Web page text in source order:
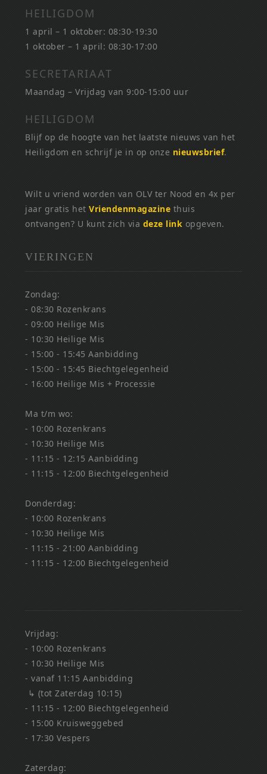
HEILIGDOM
1 april – 1 oktober: 08:30-19:30
1 oktober – 1 april: 08:30-17:00
SECRETARIAAT
Maandag – Vrijdag van 9:00-15:00 uur
HEILIGDOM
Blijf op de hoogte van het laatste nieuws van het
Heiligdom en schrijf je in op onze nieuwsbrief.
Wilt u vriend worden van OLV ter Nood en 4x per
jaar gratis hetVriendenmagazine thuis
ontvangen? U kunt zich via deze link opgeven.
VIERINGEN
Zondag:
- 08:30 Rozenkrans
- 09:00 Heilige Mis
- 10:30 Heilige Mis
- 15:00 - 15:45 Aanbidding
- 15:00 - 15:45 Biechtgelegenheid
- 16:00 Heilige Mis + Processie
Ma t/m wo:
- 10:00 Rozenkrans
- 10:30 Heilige Mis
- 11:15 - 12:15 Aanbidding
- 11:15 - 12:00 Biechtgelegenheid
Donderdag:
- 10:00 Rozenkrans
- 10:30 Heilige Mis
- 11:15 - 21:00 Aanbidding
- 11:15 - 12:00 Biechtgelegenheid
Vrijdag:
- 10:00 Rozenkrans
- 10:30 Heilige Mis
- vanaf 11:15 Aanbidding
↳ (tot Zaterdag 10:15)
- 11:15 - 12:00 Biechtgelegenheid
- 15:00 Kruisweggebed
- 17:30 Vespers
Zaterdag: